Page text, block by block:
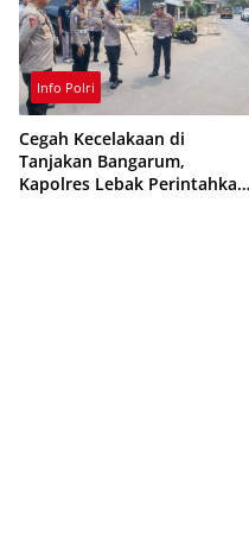
Info Polri
Cegah Kecelakaan di
Tanjakan Bangarum,
Kapolres Lebak Perintahkan